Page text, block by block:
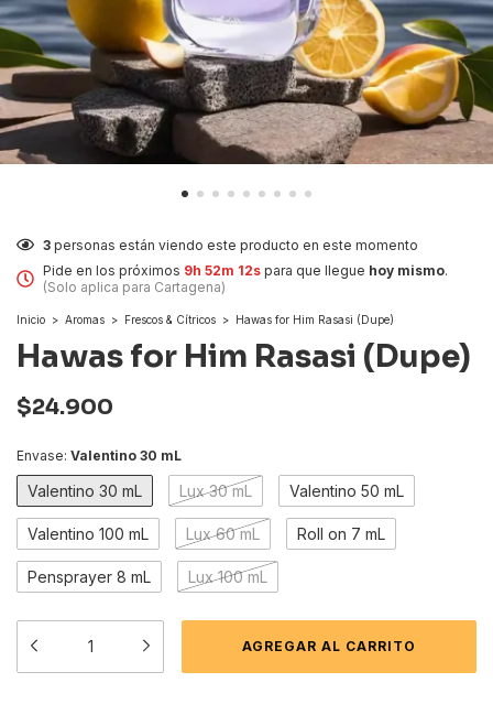
3 personas están viendo este producto en este momento
Pide en los próximos 9h 52m 11spara que llegue hoy mismo.
(Solo aplica para Cartagena)
Inicio > Aromas > Frescos & Cítricos > Hawas for Him Rasasi (Dupe)
Hawas for Him Rasasi (Dupe)
$24.900
Envase: Valentino 30 mL
Valentino 30 mL Lux 30 mL Valentino 50 mL
Valentino 100 mL Lux 60 mL Roll on 7 mL
Pensprayer 8 mL Lux 100 mL